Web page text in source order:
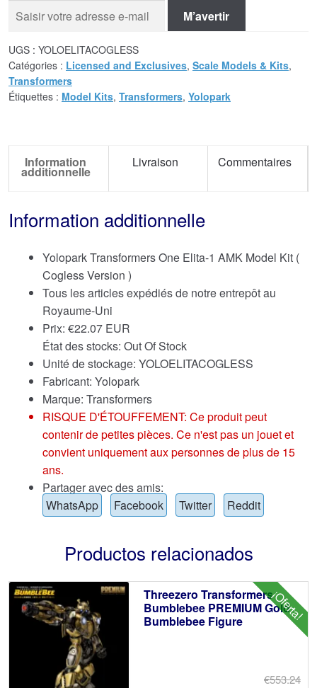
M’avertir
UGS : YOLOELITACOGLESS
Catégories : Licensed and Exclusives, Scale Models & Kits,
Transformers
Étiquettes : Model Kits, Transformers, Yolopark
Information
additionnelle
Livraison Commentaires
Information additionnelle
Yolopark Transformers One Elita-1 AMK Model Kit (
Cogless Version )
Tous les articles expédiés de notre entrepôt au
Royaume-Uni
Prix: €22.07 EUR
État des stocks: Out Of Stock
Unité de stockage: YOLOELITACOGLESS
Fabricant: Yolopark
Marque: Transformers
RISQUE D'ÉTOUFFEMENT: Ce produit peut
contenir de petites pièces. Ce n'est pas un jouet et
convient uniquement aux personnes de plus de 15
ans.
Partager avec des amis:
WhatsApp
Facebook Twitter Reddit
Productos relacionados
¡Oferta!
Threezero Transformers
Bumblebee PREMIUM Gold
Bumblebee Figure
€553.24